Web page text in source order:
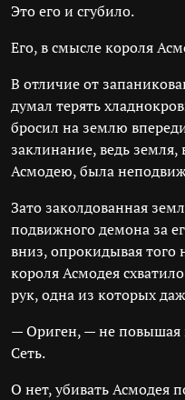
Это его и сгубило.
Его, в смысле короля
В отличие от
думал терять
бросил на землю
заклинание, ведь
Асмодею, была
Зато заколдованная
подвижного демона за
вниз, опрокидывая того
короля Асмодея
рук, одна из которых
— Ориген, — не повышая
Сеть.
О нет, убивать Асмодея